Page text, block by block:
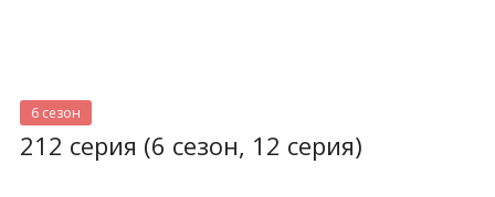
6 сезон
212 серия (6 сезон, 12 серия)